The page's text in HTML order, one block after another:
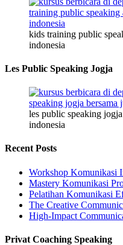
kids training public
indonesia
Les Public Speaking Jogja
les public speaking
indonesia
Recent Posts
Workshop Komunikasi
Mastery Komunikasi
Pelatihan Komunikasi
The Creative
High-Impact
Privat Coaching Speaking